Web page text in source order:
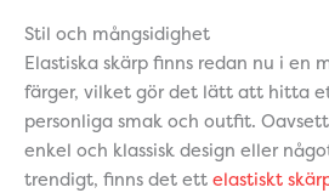
Stil och mångsidighet
Elastiska skärp finns redan nu i en
färger, vilket gör det lätt att hitta
personliga smak och outfit.
enkel och klassisk design eller
trendigt, finns det ett elastiskt